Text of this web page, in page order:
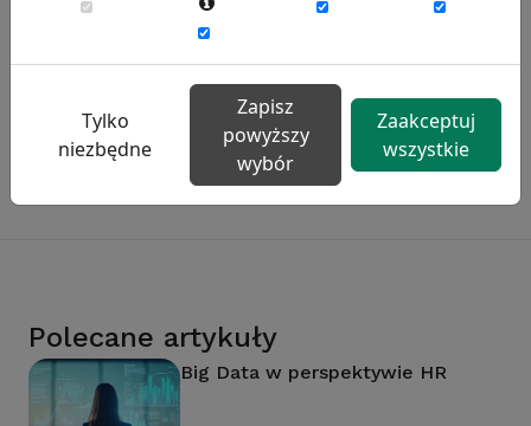
Badanie satysfakcji w Twojej firmie
13 wymiarów oceny, aktualne benchmarki
ogólnopolskie, branżowe i regionalne.
Dowiedz się więcej
Polecane artykuły
Big Data w perspektywie HR
Tylko
niezbędne
Zapisz
powyższy
wybór
Zaakceptuj
wszystkie